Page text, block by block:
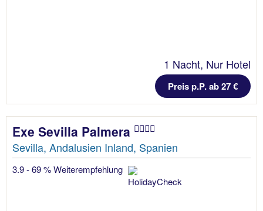
1 Nacht, Nur Hotel
Preis p.P. ab 27 €
Exe Sevilla Palmera
Sevilla, Andalusien Inland, Spanien
3.9 - 69 % Weiterempfehlung